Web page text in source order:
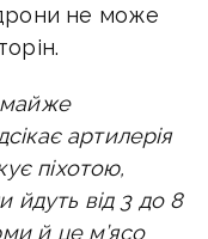
не може
артилерія
піхотою,
йдуть від 3 до 8
й це м’ясо